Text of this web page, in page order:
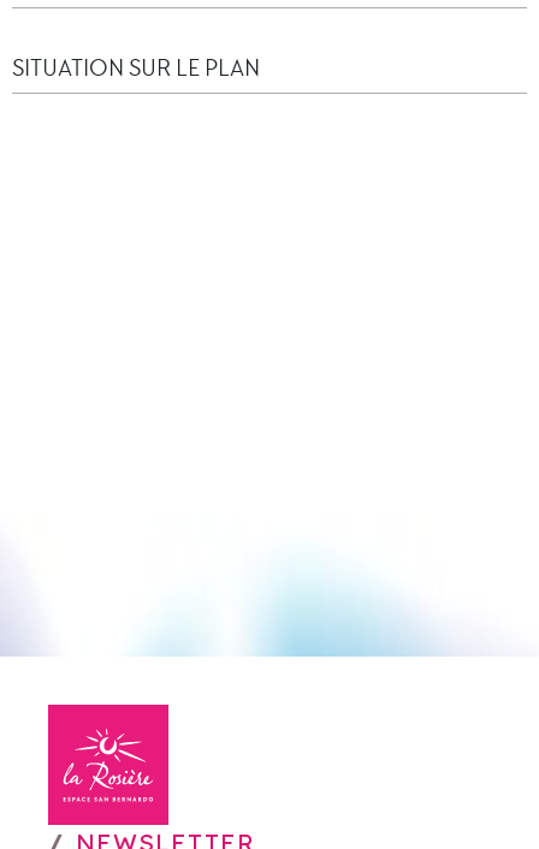
SITUATION SUR LE PLAN
NEWSLETTER